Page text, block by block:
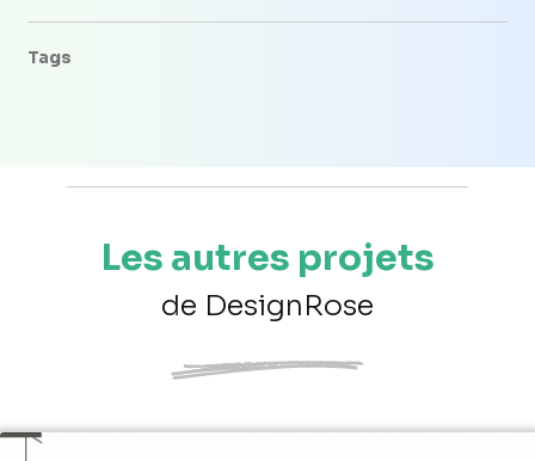
Tags
Les autres projets
de DesignRose